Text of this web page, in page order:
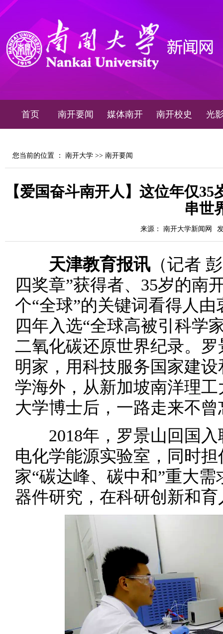
首页 南开要闻 媒体南开 南开校史 光
您当前的位置 ： 南开大学 >> 南开要闻
【爱国奋斗南开人】这位年仅
串世
来源： 南开大学新闻网
天津教育报讯 （记者
四奖章”获得者、35岁的南
个“全球”的关键词看得人
四年入选“全球高被引科学
二氧化碳还原世界纪录。
明家，用科技服务国家建
学海外，从新加坡南洋理
大学博士后，一路走来不
2018年，罗景山回国入
电化学能源实验室，同时
家“碳达峰、碳中和”重大
器件研究，在科研创新和